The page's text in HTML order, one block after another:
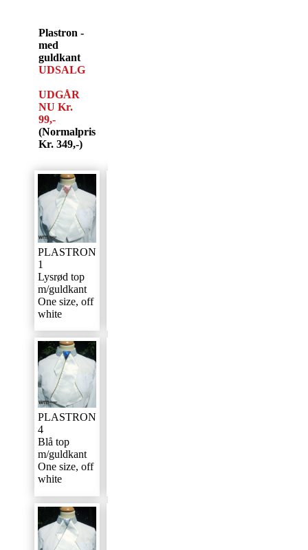
Plastron -
med
guldkant
UDSALG
UDGÅR
NU Kr.
99,-
(Normalpris
Kr. 349,-)
PLASTRON
1
Lysrød top
m/guldkant
One size, off
white
PLASTRON
4
Blå top
m/guldkant
One size, off
white